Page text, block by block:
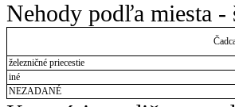
Nehody podľa miesta
železničné priecestie
iné
NEZADANÉ